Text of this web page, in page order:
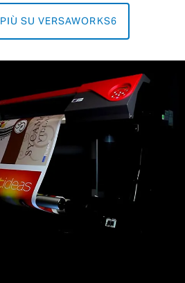
SU VERSAWORKS6